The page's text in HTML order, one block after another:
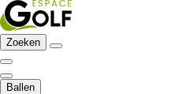
Zoeken
Ballen